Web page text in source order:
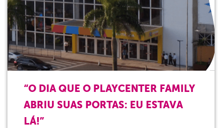
“O DIA QUE O PLAYCENTER FAMILY
ABRIU SUAS PORTAS: EU ESTAVA
LÁ!”